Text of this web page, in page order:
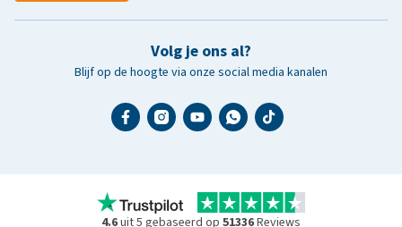
Volg je ons al?
Blijf op de hoogte via onze social media kanalen
4.6uit 5 gebaseerd op 51336Reviews